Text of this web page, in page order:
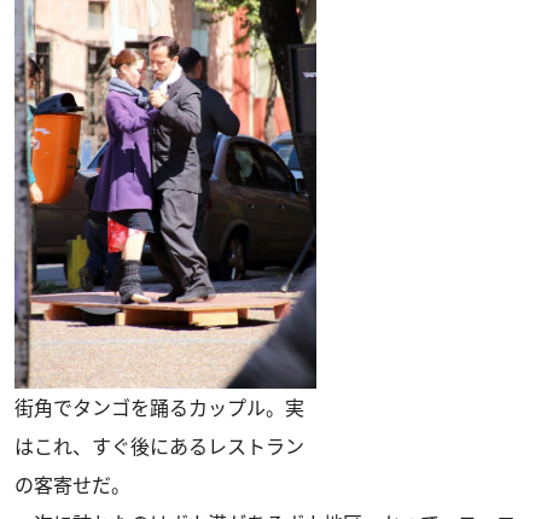
街角でタンゴを踊るカップル。実
はこれ、すぐ後にあるレストラン
の客寄せだ。